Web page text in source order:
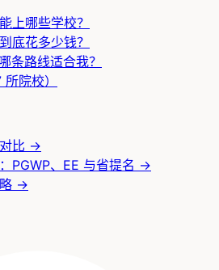
上哪些学校？
底花多少钱？
条路线适合我？
院校）
比 →
PGWP、EE 与省提名 →
→